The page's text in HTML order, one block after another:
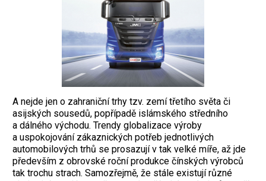
A nejde jen o zahraniční trhy tzv. zemí třetího světa či
asijských sousedů, popřípadě islámského středního
a dálného východu. Trendy globalizace výroby
a uspokojování zákaznických potřeb jednotlivých
automobilových trhů se prosazují v tak velké míře, až jde
především z obrovské roční produkce čínských výrobců
tak trochu strach. Samozřejmě, že stále existují různé